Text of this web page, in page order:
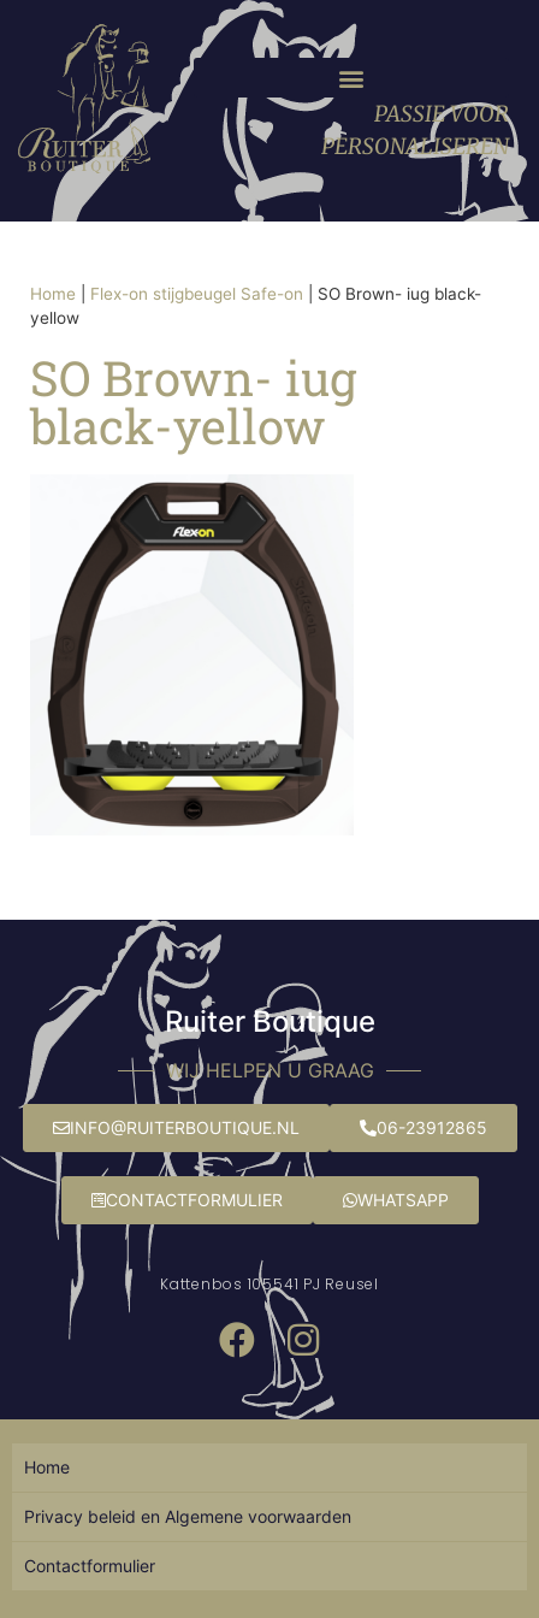
PASSIE VOOR
PERSONALISEREN
Home Flex-on stijgbeugel Safe-on
SO Brown- iug black-
yellow
SO Brown- iug
black-yellow
Ruiter Boutique
WIJ HELPEN U GRAAG
INFO@RUITERBOUTIQUE.NL 06-23912865
CONTACTFORMULIER WHATSAPP
Kattenbos 105541 PJ Reusel
Home
Privacy beleid en Algemene voorwaarden
Contactformulier